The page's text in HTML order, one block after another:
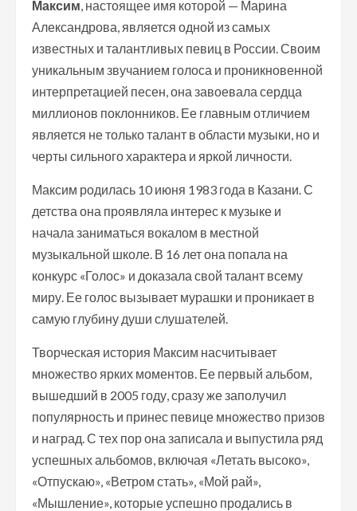
Максим, настоящее имя которой — Марина
Александрова, является одной из самых
известных и талантливых певиц в России. Своим
уникальным звучанием голоса и проникновенной
интерпретацией песен, она завоевала сердца
миллионов поклонников. Ее главным отличием
является не только талант в области музыки, но и
черты сильного характера и яркой личности.
Максим родилась 10 июня 1983 года в Казани. С
детства она проявляла интерес к музыке и
начала заниматься вокалом в местной
музыкальной школе. В 16 лет она попала на
конкурс «Голос» и доказала свой талант всему
миру. Ее голос вызывает мурашки и проникает в
самую глубину души слушателей.
Творческая история Максим насчитывает
множество ярких моментов. Ее первый альбом,
вышедший в 2005 году, сразу же заполучил
популярность и принес певице множество призов
и наград. С тех пор она записала и выпустила ряд
успешных альбомов, включая «Летать высоко»,
«Отпускаю», «Ветром стать», «Мой рай»,
«Мышление», которые успешно продались в